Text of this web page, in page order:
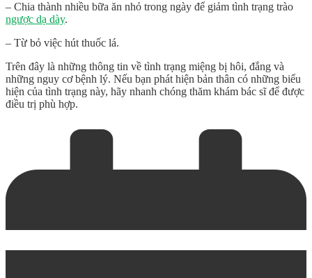
– Chia thành nhiều bữa ăn nhỏ trong ngày để giảm tình trạng trào
ngược dạ dày.
– Từ bỏ việc hút thuốc lá.
Trên đây là những thông tin về tình trạng miệng bị hôi, đắng và
những nguy cơ bệnh lý. Nếu bạn phát hiện bản thân có những biểu
hiện của tình trạng này, hãy nhanh chóng thăm khám bác sĩ để được
điều trị phù hợp.